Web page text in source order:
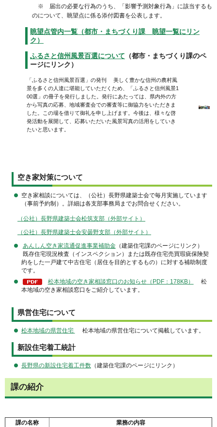
※ 届出の必要な行為のうち、「影響予測対象行為」に該当するも
のについて、眺望点に係る添付図書を公表します。
眺望点管内一覧（都市・まちづくり課 眺望一覧にリン
ク）
ふるさと信州風景百選について （都市・まちづくり課のペ
ージにリンク）
「ふるさと信州風景百選」の発刊 美しく豊かな信州の農村風
景を多くの人達に堪能していただくため、「ふるさと信州風景1
00選」の冊子を発行しました。発行にあたっては、県内外の方
から写真の応募、地域審査会での審査等に御協力をいただきま
した。この場を借りて御礼を申し上げます。今後は、様々な啓
発活動を展開して、応募いただいた風景写真の活用をしていき
たいと思います。
空き家対策について
空き家相談については、（公社）長野県建築士会で毎月実施しています
（事前予約制）。詳細は各支部事務局までお問合せください。
（公社）長野県建築士会松筑支部（外部サイト）
（公社）長野県建築士会安曇野支部（外部サイト）
あんしん空き家流通促進事業補助金（建築住宅課のページにリンク）
既存住宅現況検査（インスペクション）または既存住宅売買瑕疵保険契
約をした一戸建て中古住宅（居住を目的とするもの）に対する補助制度
です。
松本地域の空き家相談窓口のお知らせ（PDF：178KB）
松
本地域の空き家相談窓口をご紹介しています。
県営住宅について
松本地域の県営住宅 松本地域の県営住宅について掲載しています。
新設住宅着工統計
長野県の新設住宅着工件数（建築住宅課のページにリンク）
課の紹介
課の名称 業務の内容